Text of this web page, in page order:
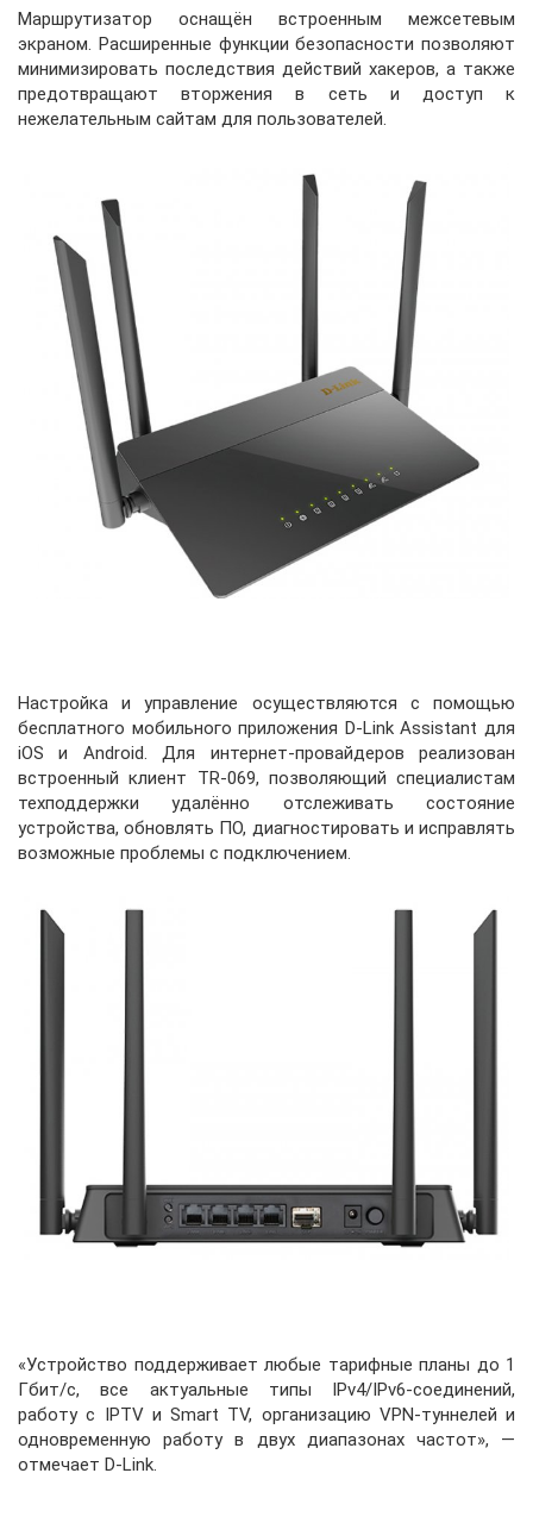
Маршрутизатор оснащён встроенным межсетевым
экраном. Расширенные функции безопасности позволяют
минимизировать последствия действий хакеров, а также
предотвращают вторжения в сеть и доступ к
нежелательным сайтам для пользователей.
Настройка и управление осуществляются с помощью
бесплатного мобильного приложения D-Link Assistant для
iOS и Android. Для интернет-провайдеров реализован
встроенный клиент TR-069, позволяющий специалистам
техподдержки удалённо отслеживать состояние
устройства, обновлять ПО, диагностировать и исправлять
возможные проблемы с подключением.
«Устройство поддерживает любые тарифные планы до 1
Гбит/с, все актуальные типы IPv4/IPv6-соединений,
работу с IPTV и Smart TV, организацию VPN-туннелей и
одновременную работу в двух диапазонах частот», —
отмечает D-Link.